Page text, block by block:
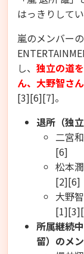
はっきりして
嵐のメンバー
し、 独立の道
ん、大野智さ
[3][6][7]。
退所（独
二宮
[6]
松本
[2][6]
大野
所属継続
留）のメ